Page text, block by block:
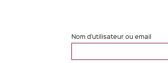
Nom d'utilisateur ou email